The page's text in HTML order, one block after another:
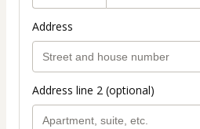
Address
Address line 2 (optional)